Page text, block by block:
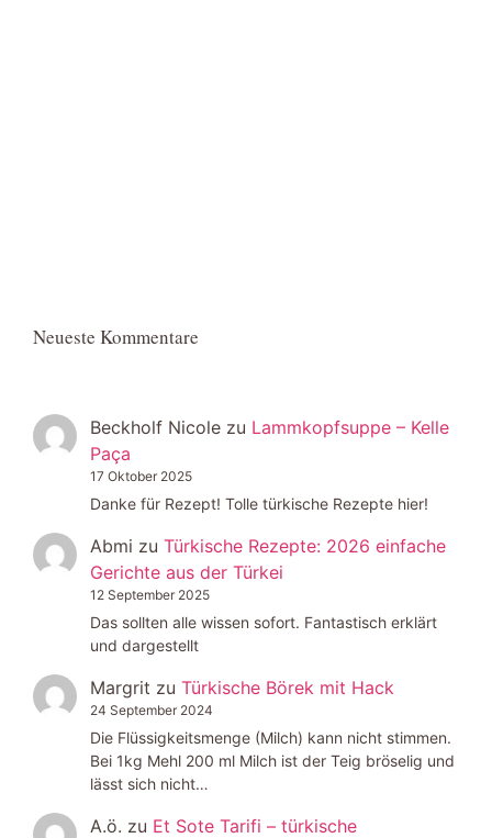
Neueste Kommentare
Beckholf Nicole zu Lammkopfsuppe – Kelle
Paça
17 Oktober 2025
Danke für Rezept! Tolle türkische Rezepte hier!
Abmi zu Türkische Rezepte: 2026 einfache
Gerichte aus der Türkei
12 September 2025
Das sollten alle wissen sofort. Fantastisch erklärt
und dargestellt
Margrit zu Türkische Börek mit Hack
24 September 2024
Die Flüssigkeitsmenge (Milch) kann nicht stimmen.
Bei 1kg Mehl 200 ml Milch ist der Teig bröselig und
lässt sich nicht…
A.ö. zu Et Sote Tarifi – türkische